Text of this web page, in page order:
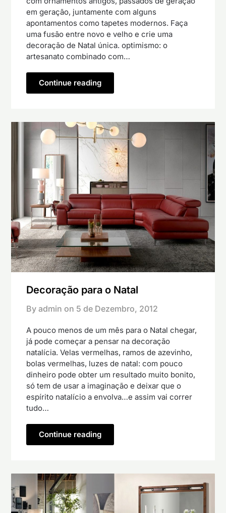
em geração, juntamente com alguns
apontamentos como tapetes modernos. Faça
uma fusão entre novo e velho e crie uma
decoração de Natal única. optimismo: o
artesanato combinado com…
Continue reading
Decoração para o Natal
By admin on 5 de Dezembro, 2012
A pouco menos de um mês para o Natal chegar,
já pode começar a pensar na decoração
natalícia. Velas vermelhas, ramos de azevinho,
bolas vermelhas, luzes de natal: com pouco
dinheiro pode obter um resultado muito bonito,
só tem de usar a imaginação e deixar que o
espírito natalício a envolva…e assim vai correr
tudo…
Continue reading